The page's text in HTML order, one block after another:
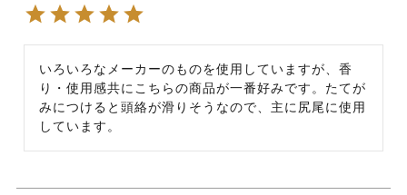
いろいろなメーカーのものを使用していますが、香
り・使用感共にこちらの商品が一番好みです。たてが
みにつけると頭絡が滑りそうなので、主に尻尾に使用
しています。